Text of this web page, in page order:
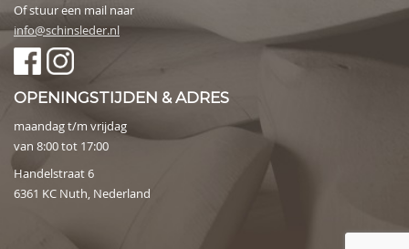
Of stuur een mail naar
info@schinsleder.nl
OPENINGSTIJDEN & ADRES
maandag t/m vrijdag
van 8:00 tot 17:00
Handelstraat 6
6361 KC Nuth, Nederland